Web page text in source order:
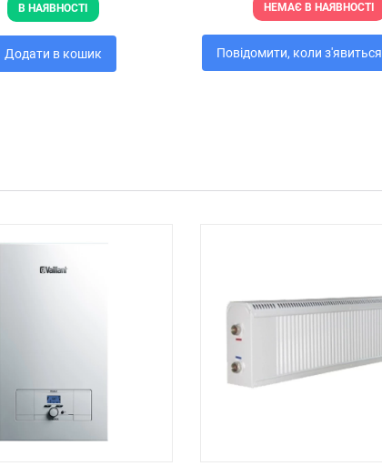
В НАЯВНОСТІ
Додати в кошик
НЕМАЄ В НАЯВНОСТІ
Повідомити, коли з'явиться